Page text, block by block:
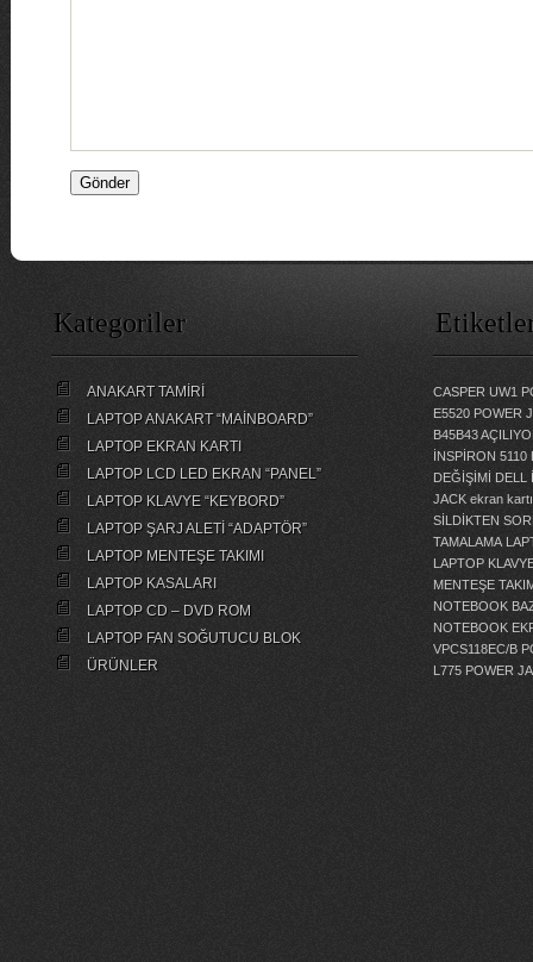
Kategoriler
ANAKART TAMİRİ
LAPTOP ANAKART “MAİNBOARD”
LAPTOP EKRAN KARTI
LAPTOP LCD LED EKRAN “PANEL”
LAPTOP KLAVYE “KEYBORD”
LAPTOP ŞARJ ALETİ “ADAPTÖR”
LAPTOP MENTEŞE TAKIMI
LAPTOP KASALARI
LAPTOP CD – DVD ROM
LAPTOP FAN SOĞUTUCU BLOK
ÜRÜNLER
CASPER UW1
E5520 POWER
B45B43
İNSPİRON
DEĞİŞİMİ
DELL
JACK ekran
SİLDİKTEN
TAMALAMA
LAPTOP
MENTEŞE
NOTEBOOK
NOTEBOOK
VPCS118EC/B
L775 POWER